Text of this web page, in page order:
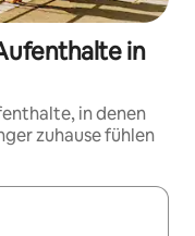
in
in denen
zuhause fühlen
mit den